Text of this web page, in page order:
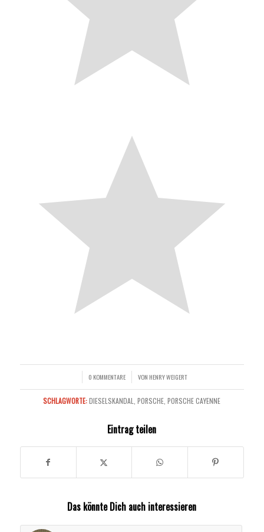
0 KOMMENTARE
/ VON HENRY WEIGERT
SCHLAGWORTE: DIESELSKANDAL ,PORSCHE ,PORSCHE CAYENNE
Eintrag teilen
Das könnte Dich auch interessieren